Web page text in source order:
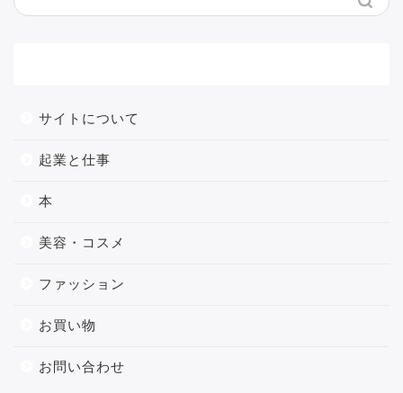
サイトについて
起業と仕事
本
美容・コスメ
ファッション
お買い物
お問い合わせ